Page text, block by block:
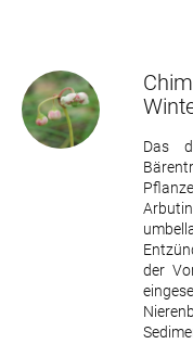
Das
der